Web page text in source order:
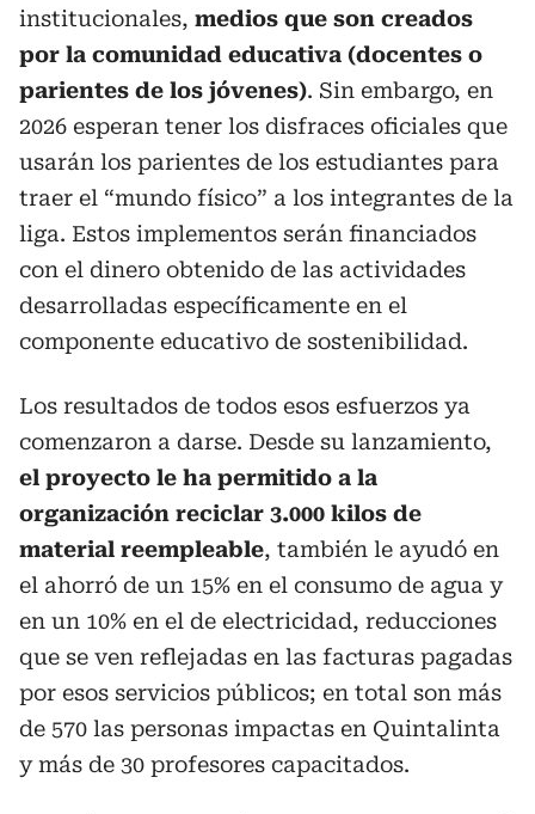
institucionales, medios que son creados
por la comunidad educativa (docentes o
parientes de los jóvenes). Sin embargo, en
2026 esperan tener los disfraces oficiales que
usarán los parientes de los estudiantes para
traer el “mundo físico” a los integrantes de la
liga. Estos implementos serán financiados
con el dinero obtenido de las actividades
desarrolladas específicamente en el
componente educativo de sostenibilidad.
Los resultados de todos esos esfuerzos ya
comenzaron a darse. Desde su lanzamiento,
el proyecto le ha permitido a la
organización reciclar 3.000 kilos de
material reempleable, también le ayudó en
el ahorró de un 15% en el consumo de agua y
en un 10% en el de electricidad, reducciones
que se ven reflejadas en las facturas pagadas
por esos servicios públicos; en total son más
de 570 las personas impactas en Quintalinta
y más de 30 profesores capacitados.